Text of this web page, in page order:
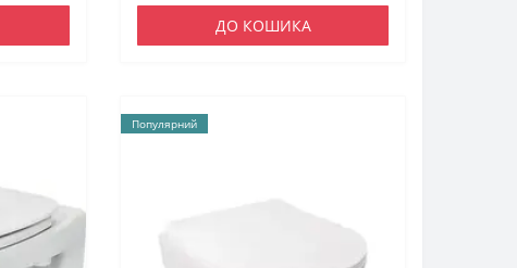
ДО КОШИКА
Популярний